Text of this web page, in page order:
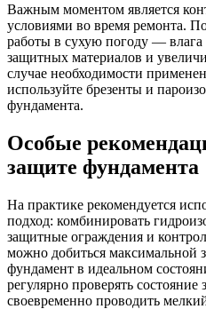
Важным моментом является
условиями во время ремонта.
работы в сухую погоду — влага
защитных материалов и
случае необходимости
используйте брезенты и
фундамента.
Особые
защите фундамента
На практике рекомендуется
подход: комбинировать
защитные ограждения и
можно добиться максимальной
фундамент в идеальном
регулярно проверять
своевременно проводить